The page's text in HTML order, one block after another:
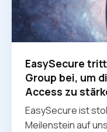
EasySecure
Group bei, um
Access zu
EasySecure ist
Meilenstein auf